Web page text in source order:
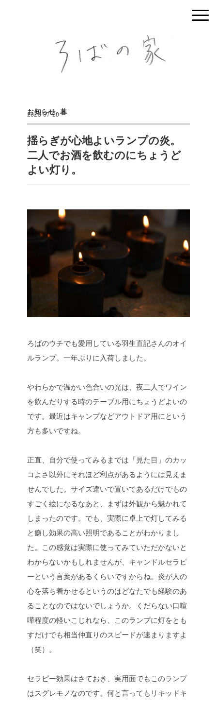
お知らせ,暮
2023-07-20
揺らぎが心地よいランプの炎。
二人でお酒を飲むのにちょうど
よい灯り。
ろばのウチでも愛用している羽生直記さんのオイ
ルランプ。一年ぶりに入荷しました。
やわらかで温かい色合いの光は、夜二人でワイン
を飲んだりする時のテーブル用にちょうどよいの
です。最近はキャンプなどアウトドア用にという
方も多いですね。
正直、自分で使ってみるまでは「見た目」のカッ
コよさ以外にそれほど利点があるようには見えま
せんでした。サイズ違いで置いてあるだけでもの
すごく絵になるなあと、まずは外観から魅かれて
しまったのです。でも、実際に卓上で灯してみる
と癒し効果の高い照明であることがわかりまし
た。この感覚は実際に使ってみていただかないと
わからないかもしれませんが、キャンドルセラピ
ーという言葉があるくらいですからね。炎が人の
心を落ち着かせるというのはどなたでも経験のあ
ることなのではないでしょうか。くだらない口喧
嘩程度の軽いこじれなら、このランプに灯をとも
すだけでも相当仲直りのスピードが速まりますよ
（笑）。
セラピー効果はさておき、実用面でもこのランプ
はスグレモノなのです。何と言ってもリキッドキ